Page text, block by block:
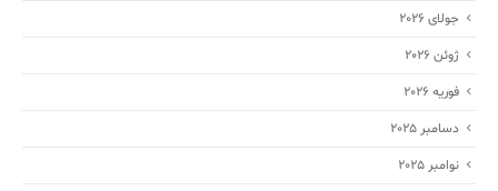
جولای 2026
ژوئن 2026
فوریه 2026
دسامبر 2025
نوامبر 2025